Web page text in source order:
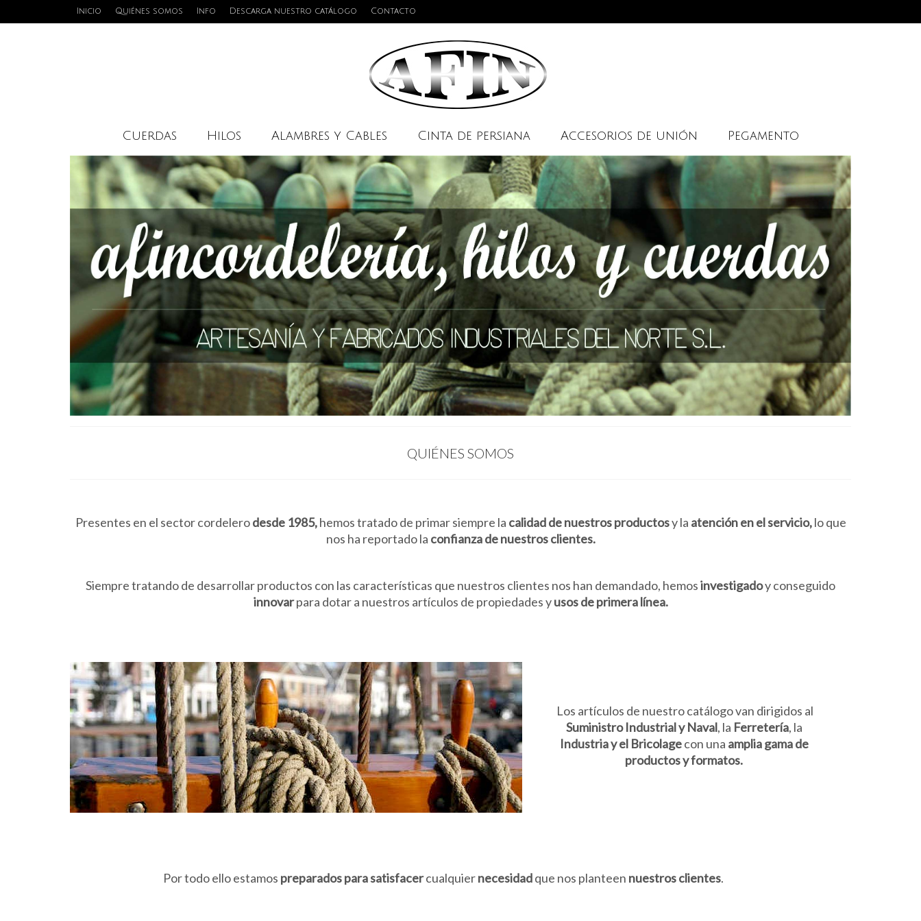
Inicio Quiénes somos Info Descarga nuestro catálogo Contacto
Cuerdas Hilos Alambres y Cables Cinta de persiana Accesorios de unión Pegamento
QUIÉNES SOMOS
Presentes en el sector cordelerodesde 1985,hemos tratado de primar siempre la calidad de nuestros productosy la atención en el servicio,lo que
nos ha reportado la confianza de nuestros clientes.
Siempre tratando de desarrollar productos con las características que nuestros clientes nos han demandado, hemosinvestigadoy conseguido
innovarpara dotar a nuestros artículos de propiedades yusos de primera línea.
Los artículos de nuestro catálogo van dirigidos al
Suministro Industrial y Naval, la Ferretería, la
Industria y el Bricolagecon una amplia gama de
productos y formatos.
Por todo ello estamos preparados para satisfacercualquiernecesidadque nos planteen nuestros clientes.